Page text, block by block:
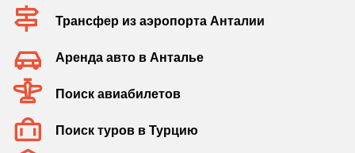
Трансфер из аэропорта Анталии
Аренда авто в Анталье
Поиск авиабилетов
Поиск туров в Турцию